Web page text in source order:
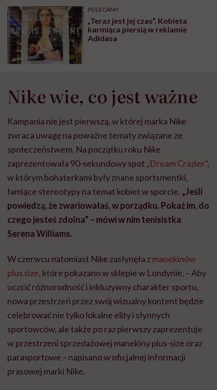
POLECAMY
„Teraz jest jej czas”. Kobieta
karmiąca piersią w reklamie
Adidasa
Nike wie, co jest ważne
Kampania nie jest pierwszą, w której marka Nike
zwraca uwagę na poważne tematy związane ze
społeczeństwem. Na początku roku Nike
zaprezentowała 90-sekundowy spot „Dream Crazier”,
w którym bohaterkami były znane sportsmentki,
łamiące stereotypy na temat kobiet w sporcie. „Jeśli
powiedzą, że zwariowałaś, w porządku. Pokaż im, do
czego jesteś zdolna” – mówi w nim tenisistka
Serena Williams.
W czerwcu natomiast Nike zasłynęła zmanekinów
plus size, które pokazano w sklepie w Londynie. – Aby
uczcić różnorodność i inkluzywny charakter sportu,
nowa przestrzeń przez swój wizualny kontent będzie
celebrować nie tylko lokalne elity i słynnych
sportowców, ale także po raz pierwszy zaprezentuje
w przestrzeni sprzedażowej manekiny plus-size oraz
parasportowe – napisano w oficjalnej informacji
prasowej marki Nike.